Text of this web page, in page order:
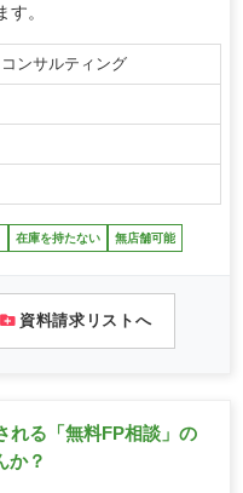
。
ンサルティング
在庫を持たない 無店舗可能
資料請求リストへ
れる「無料FP相談」の
か？